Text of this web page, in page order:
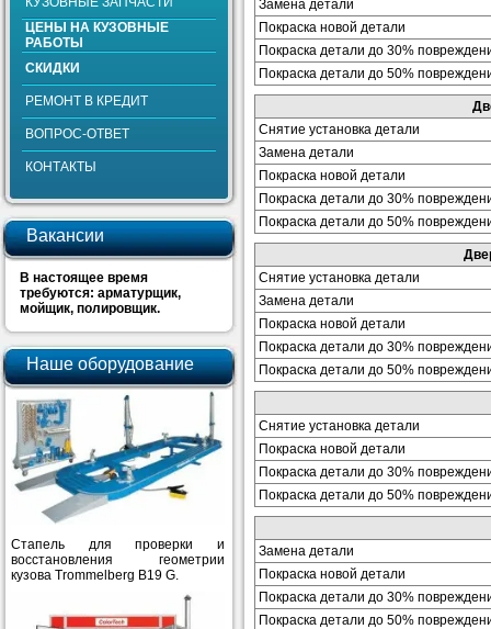
ЦЕНЫ НА КУЗОВНЫЕ
РАБОТЫ
СКИДКИ
РЕМОНТ В КРЕДИТ
ВОПРОС-ОТВЕТ
КОНТАКТЫ
Вакансии
В настоящее время
требуются: арматурщик,
мойщик, полировщик.
Наше оборудование
Стапель для проверки и
восстановления геометрии
кузова Trommelberg B19 G.
Замена детали
Покраска новой детали
Покраска детали до 30%
Покраска детали до 50%
Снятие установка детали
Замена детали
Покраска новой детали
Покраска детали до 30%
Покраска детали до 50%
Снятие установка детали
Замена детали
Покраска новой детали
Покраска детали до 30%
Покраска детали до 50%
Снятие установка детали
Покраска новой детали
Покраска детали до 30%
Покраска детали до 50%
Замена детали
Покраска новой детали
Покраска детали до 30%
Покраска детали до 50%